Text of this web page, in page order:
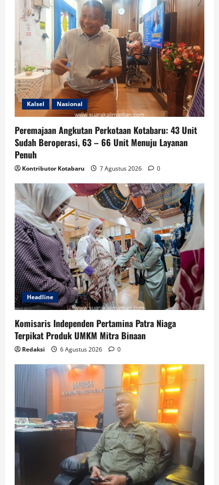
Kalsel Nasional
Peremajaan Angkutan Perkotaan Kotabaru: 43 Unit
Sudah Beroperasi, 63 – 66 Unit Menuju Layanan
Penuh
Kontributor Kotabaru 7 Agustus 2026 0
Headline
Komisaris Independen Pertamina Patra Niaga
Terpikat Produk UMKM Mitra Binaan
Redaksi 6 Agustus 2026 0